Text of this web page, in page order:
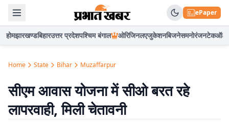
ePaper
होमझारखण्डबिहारउत्तर प्रदेशपश्चिम बंगाल ओरिजिनलएजुकेशनबिजनेसमनोरंजनटेकऑटो
Home State Bihar Muzaffarpur
सीएम आवास योजना में सीओ बरत रहे
लापरवाही, मिली चेतावनी